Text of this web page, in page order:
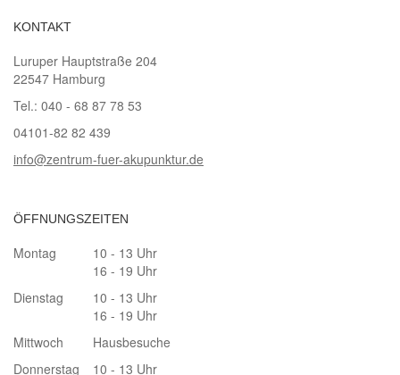
KONTAKT
Luruper Hauptstraße 204
22547 Hamburg
Tel.: 040 - 68 87 78 53
04101-82 82 439
info@zentrum-fuer-akupunktur.de
ÖFFNUNGSZEITEN
Montag
10 - 13 Uhr
16 - 19 Uhr
Dienstag
10 - 13 Uhr
16 - 19 Uhr
Mittwoch
Hausbesuche
Donnerstag
10 - 13 Uhr